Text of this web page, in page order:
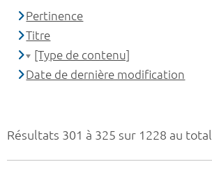
Résultats 301 à 325 sur 1228 au total
Pertinence
Titre
[Type de contenu]
Date de dernière modification